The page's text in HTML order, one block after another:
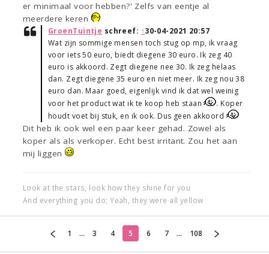
er minimaal voor hebben?' Zelfs van eentje al
meerdere keren
GroenTuintje schreef: ↑30-04-2021 20:57
Wat zijn sommige mensen toch stug op mp, ik vraag
voor iets 50 euro, biedt diegene 30 euro. Ik zeg 40
euro is akkoord. Zegt diegene nee 30. Ik zeg helaas
dan. Zegt diegene 35 euro en niet meer. Ik zeg nou 38
euro dan. Maar goed, eigenlijk vind ik dat wel weinig
voor het product wat ik te koop heb staan
. Koper
houdt voet bij stuk, en ik ook. Dus geen akkoord
Dit heb ik ook wel een paar keer gehad. Zowel als
koper als als verkoper. Echt best irritant. Zou het aan
mij liggen
Look at the stars, look how they shine for you
And everything you do; Yeah, they were all yellow
1 ... 3 4 5 6 7 ... 108